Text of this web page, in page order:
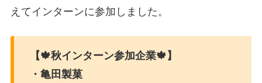
えてインターンに参加しました。
【🍁秋インターン参加企業🍁】
・亀田製菓